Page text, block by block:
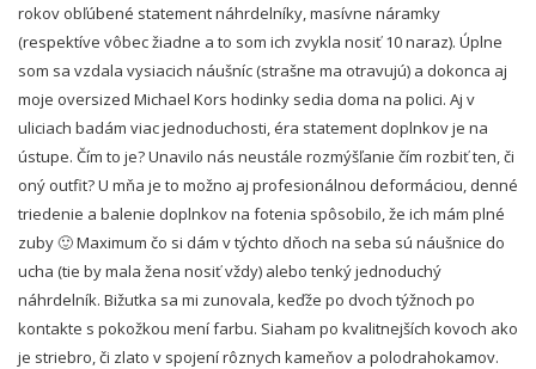
rokov obľúbené statement náhrdelníky, masívne náramky
(respektíve vôbec žiadne a to som ich zvykla nosiť 10 naraz). Úplne
som sa vzdala vysiacich náušníc (strašne ma otravujú) a dokonca aj
moje oversized Michael Kors hodinky sedia doma na polici. Aj v
uliciach badám viac jednoduchosti, éra statement doplnkov je na
ústupe. Čím to je? Unavilo nás neustále rozmýšľanie čím rozbiť ten, či
oný outfit? U mňa je to možno aj profesionálnou deformáciou, denné
triedenie a balenie doplnkov na fotenia spôsobilo, že ich mám plné
zuby 🙂 Maximum čo si dám v týchto dňoch na seba sú náušnice do
ucha (tie by mala žena nosiť vždy) alebo tenký jednoduchý
náhrdelník. Bižutka sa mi zunovala, keďže po dvoch týžnoch po
kontakte s pokožkou mení farbu. Siaham po kvalitnejších kovoch ako
je striebro, či zlato v spojení rôznych kameňov a polodrahokamov.